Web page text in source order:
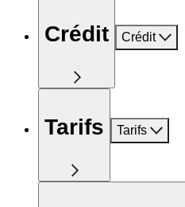
Crédit Crédit
Tarifs Tarifs